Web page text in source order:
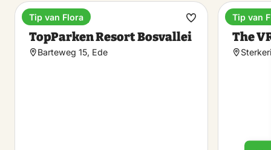
Holiday park
TopParken Resort Bosvallei
Barteweg 15, Ede
Tip van Flora
Make
favorite
The
Tip van